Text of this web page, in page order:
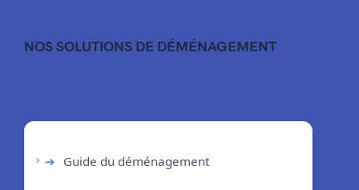
NOS SOLUTIONS DE DÉMÉNAGEMENT
➔ Guide du déménagement